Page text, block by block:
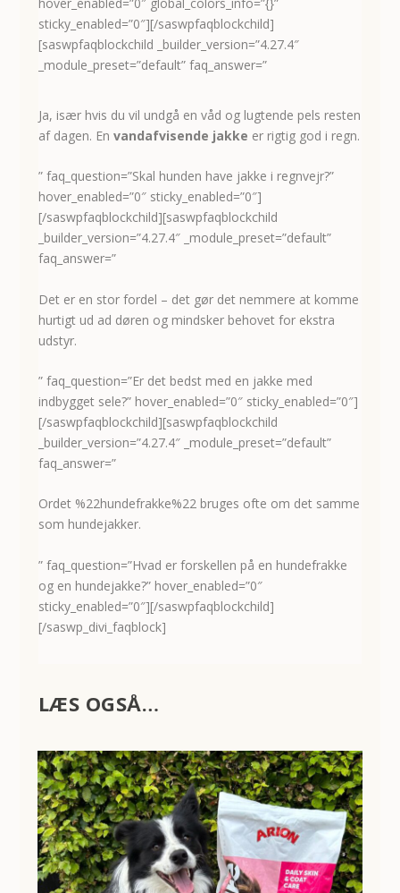
hover_enabled=”0″ global_colors_info=”{}”
sticky_enabled=”0″][/saswpfaqblockchild]
[saswpfaqblockchild _builder_version=”4.27.4″
_module_preset=”default” faq_answer=”
Ja, især hvis du vil undgå en våd og lugtende pels resten
af dagen. En vandafvisende jakke er rigtig god i regn.
” faq_question=”Skal hunden have jakke i regnvejr?”
hover_enabled=”0″ sticky_enabled=”0″]
[/saswpfaqblockchild][saswpfaqblockchild
_builder_version=”4.27.4″ _module_preset=”default”
faq_answer=”
Det er en stor fordel – det gør det nemmere at komme
hurtigt ud ad døren og mindsker behovet for ekstra
udstyr.
” faq_question=”Er det bedst med en jakke med
indbygget sele?” hover_enabled=”0″ sticky_enabled=”0″]
[/saswpfaqblockchild][saswpfaqblockchild
_builder_version=”4.27.4″ _module_preset=”default”
faq_answer=”
Ordet %22hundefrakke%22 bruges ofte om det samme
som hundejakker.
” faq_question=”Hvad er forskellen på en hundefrakke
og en hundejakke?” hover_enabled=”0″
sticky_enabled=”0″][/saswpfaqblockchild]
[/saswp_divi_faqblock]
LÆS OGSÅ…